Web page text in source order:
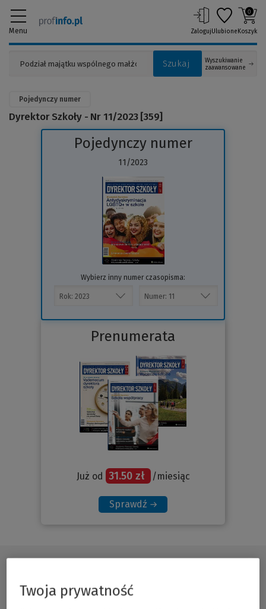
Menu
Szukaj
Wyszukiwanie
zaawansowane
ZalogujUlubione
0
Koszyk
Pojedynczy numer
Dyrektor Szkoły - Nr 11/2023 [359]
Pojedynczy numer
11/2023
strony)
Wybierz inny numer czasopisma:
Prenumerata
Już od 31.50 zł /miesiąc
Sprawdź
Twoja prywatność